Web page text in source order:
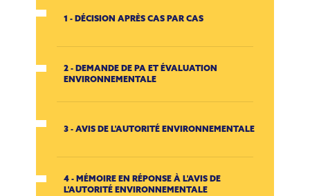
1 - DÉCISION APRÈS CAS PAR CAS
2 - DEMANDE DE PA ET ÉVALUATION
ENVIRONNEMENTALE
3 - AVIS DE L'AUTORITÉ ENVIRONNEMENTALE
4 - MÉMOIRE EN RÉPONSE À L'AVIS DE
L'AUTORITÉ ENVIRONNEMENTALE